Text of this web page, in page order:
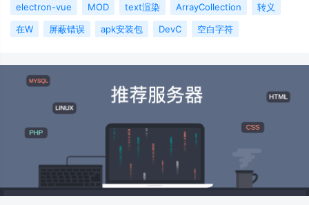
electron-vue
MOD text渲染 ArrayCollection
转义
在W
屏蔽错误 apk安装包 DevC 空白字符